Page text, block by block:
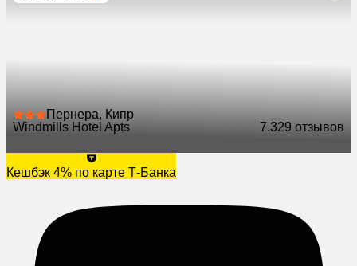
Пернера, Кипр
Windmills Hotel Apts
7.329 отзывов
Кешбэк 4% по карте Т-Банка